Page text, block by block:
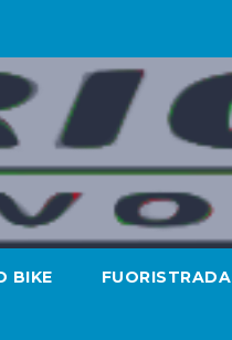
BIKE FUORISTRADA